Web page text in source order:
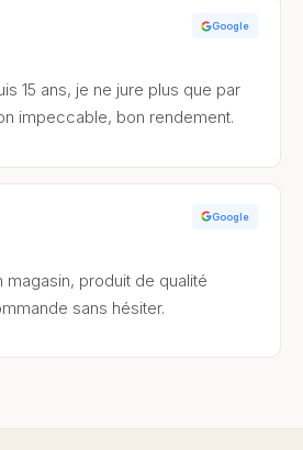
Google
15 ans, je ne jure plus que par
impeccable, bon rendement.
Google
produit de qualité
sans hésiter.